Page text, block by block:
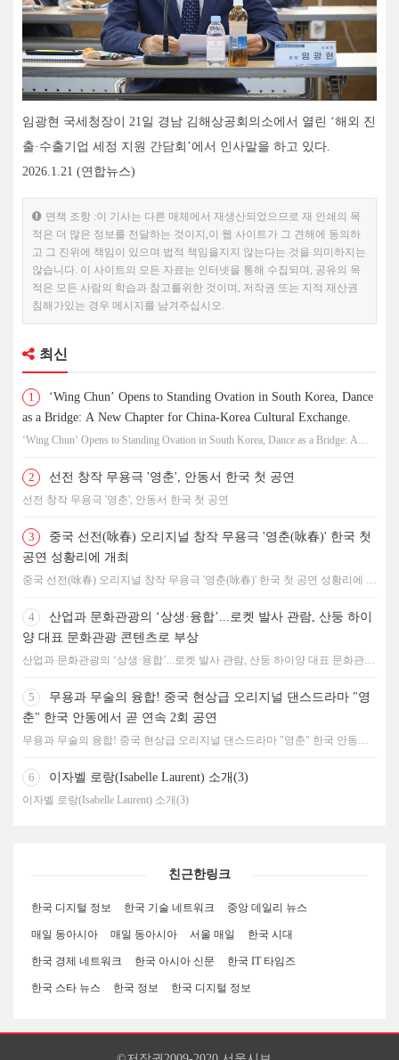
임광현 국세청장이 21일 경남 김해상공회의소에서 열린 ‘해외 진
출·수출기업 세정 지원 간담회’에서 인사말을 하고 있다.
2026.1.21 (연합뉴스)
면책 조항 :이 기사는 다른 매체에서 재생산되었으므로 재 인쇄의 목
적은 더 많은 정보를 전달하는 것이지,이 웹 사이트가 그 견해에 동의하
고 그 진위에 책임이 있으며 법적 책임을지지 않는다는 것을 의미하지는
않습니다. 이 사이트의 모든 자료는 인터넷을 통해 수집되며, 공유의 목
적은 모든 사람의 학습과 참고를위한 것이며, 저작권 또는 지적 재산권
침해가있는 경우 메시지를 남겨주십시오.
최신
1
‘Wing Chun’ Opens to Standing Ovation in South Korea, Dance
as a Bridge: A New Chapter for China-Korea Cultural Exchange.
‘Wing Chun’ Opens to Standing Ovation in South Korea, Dance as a Bridge: A
2 선전 창작 무용극 '영춘', 안동서 한국 첫 공연
선전 창작 무용극 '영춘', 안동서 한국 첫 공연
3
중국 선전(咏春) 오리지널 창작 무용극 '영춘(咏春)' 한국 첫
공연 성황리에 개최
중국 선전(咏春) 오리지널 창작 무용극 '영춘(咏春)' 한국 첫 공연 성황리에 개
4
산업과 문화관광의 ‘상생·융합’...로켓 발사 관람, 산둥 하이
양 대표 문화관광 콘텐츠로 부상
산업과 문화관광의 ‘상생·융합’...로켓 발사 관람, 산둥 하이양 대표 문화관광
5
무용과 무술의 융합! 중국 현상급 오리지널 댄스드라마 "영
춘" 한국 안동에서 곧 연속 2회 공연
무용과 무술의 융합! 중국 현상급 오리지널 댄스드라마 "영춘" 한국 안동에
6 이자벨 로랑(Isabelle Laurent) 소개(3)
이자벨 로랑(Isabelle Laurent) 소개(3)
친근한링크
한국 디지털 정보 한국 기술 네트워크 중앙 데일리 뉴스
매일 동아시아 매일 동아시아 서울 매일 한국 시대
한국 경제 네트워크 한국 아시아 신문 한국 IT 타임즈
한국 스타 뉴스 한국 정보 한국 디지털 정보